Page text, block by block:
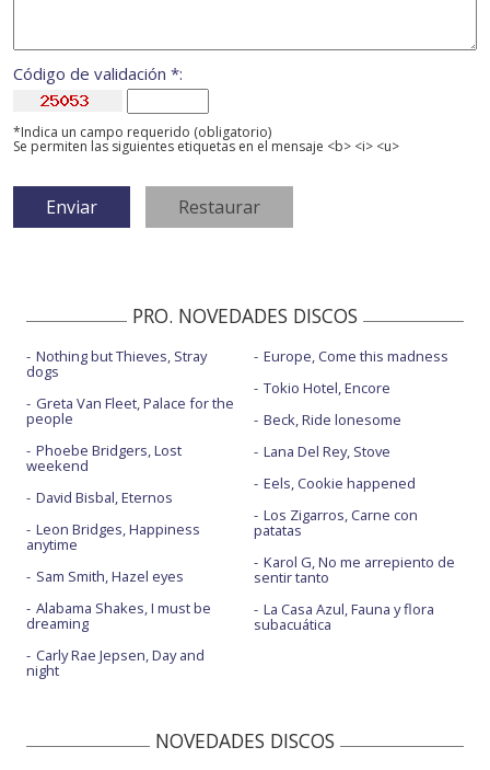
Código de validación *:
*Indica un campo requerido (obligatorio)
Se permiten las siguientes etiquetas en el mensaje <b> <i> <u>
PRO. NOVEDADES DISCOS
Nothing but Thieves, Stray
dogs
Greta Van Fleet, Palace for the
people
Phoebe Bridgers, Lost
weekend
David Bisbal, Eternos
Leon Bridges, Happiness
anytime
Sam Smith, Hazel eyes
Alabama Shakes, I must be
dreaming
Carly Rae Jepsen, Day and
night
Europe, Come this madness
Tokio Hotel, Encore
Beck, Ride lonesome
Lana Del Rey, Stove
Eels, Cookie happened
Los Zigarros, Carne con
patatas
Karol G, No me arrepiento de
sentir tanto
La Casa Azul, Fauna y flora
subacuática
NOVEDADES DISCOS